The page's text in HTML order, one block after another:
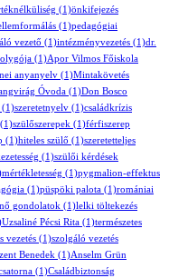
(1)önkifejezés
(1)pedagógiai
vezető (1)intézményvezetés (1)dr.
(1)Apor Vilmos Főiskola
anyanyelv (1)Mintakövetés
Óvoda (1)Don Bosco
(1)szeretetnyelv (1)családkrízis
(1)szülőszerepek (1)férfiszerep
(1)hiteles szülő (1)szeretetteljes
(1)szülői kérdések
mértékletesség (1)pygmalion-effektus
(1)püspöki palota (1)romániai
gondolatok (1)lelki töltekezés
Uzsaliné Pécsi Rita (1)természetes
vezetés (1)szolgáló vezetés
Benedek (1)Anselm Grün
(1)Családbiztonság